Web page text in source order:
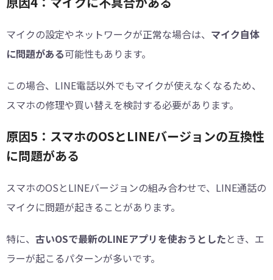
マイクの設定やネットワークが正常な場合は、 マイク自体
に問題がある可能性もあります。
この場合、LINE電話以外でもマイクが使えなくなるため、
スマホの修理や買い替えを検討する必要があります。
原因5：スマホのOSとLINEバージョンの互換性
に問題がある
スマホのOSとLINEバージョンの組み合わせで、LINE通話の
マイクに問題が起きることがあります。
特に、 古いOSで最新のLINEアプリを使おうとしたとき、エ
ラーが起こるパターンが多いです。